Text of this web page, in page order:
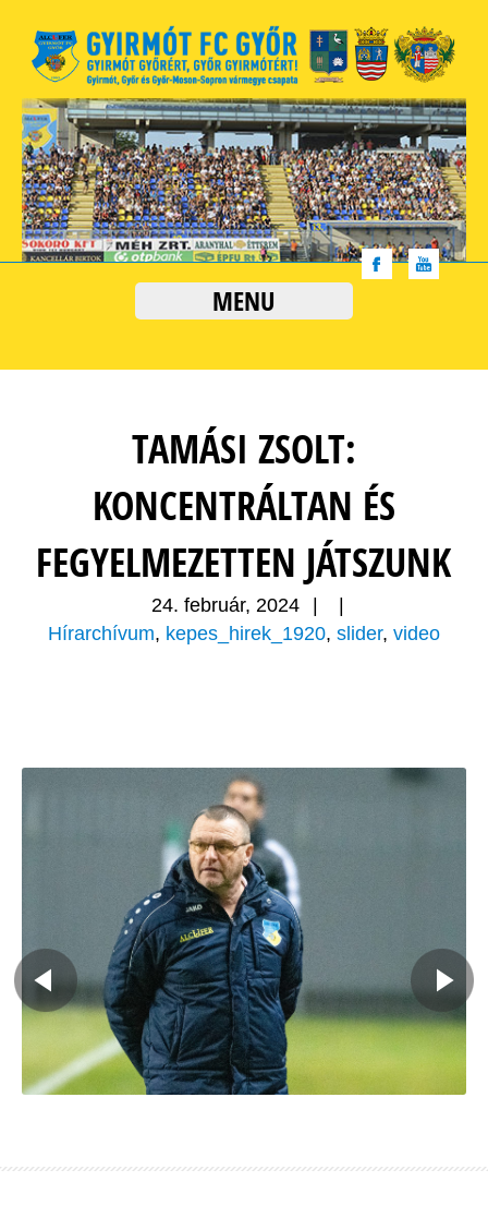
MENU
TAMÁSI ZSOLT:
KONCENTRÁLTAN ÉS
FEGYELMEZETTEN JÁTSZUNK
24. február, 2024
Hírarchívum, kepes_hirek_1920, slider, video